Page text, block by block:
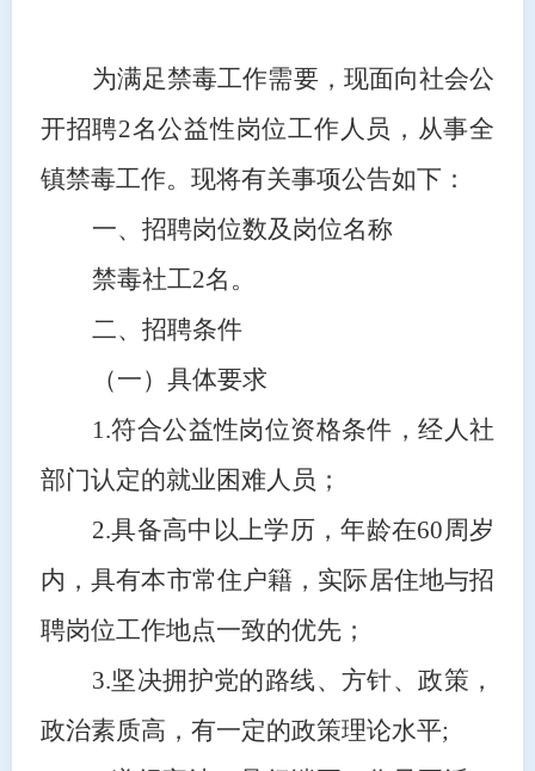
为满足禁毒工作需要，现面向社会公
开招聘2名公益性岗位工作人员，从事全
镇禁毒工作。现将有关事项公告如下：
一、招聘岗位数及岗位名称
禁毒社工2名。
二、招聘条件
（一）具体要求
1.符合公益性岗位资格条件，经人社
部门认定的就业困难人员；
2.具备高中以上学历，年龄在60周岁
内，具有本市常住户籍，实际居住地与招
聘岗位工作地点一致的优先；
3.坚决拥护党的路线、方针、政策，
政治素质高，有一定的政策理论水平;